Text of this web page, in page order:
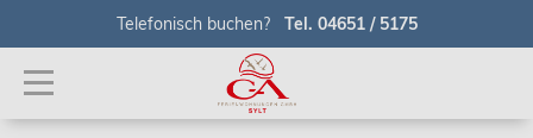
Telefonisch buchen? Tel. 04651 / 5175